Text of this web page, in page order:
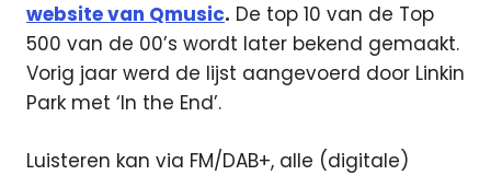
website van Qmusic. De top 10 van de Top
500 van de 00’s wordt later bekend gemaakt.
Vorig jaar werd de lijst aangevoerd door Linkin
Park met ‘In the End’.
Luisteren kan via FM/DAB+, alle (digitale)